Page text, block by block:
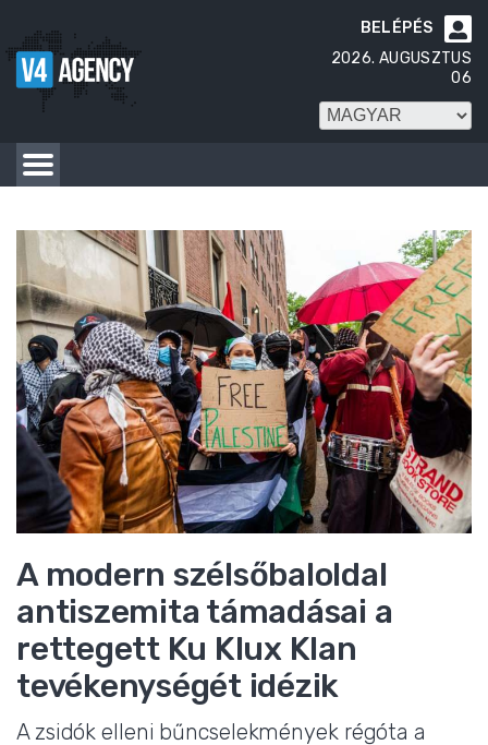

BELÉPÉS
2026. AUGUSZTUS
06
A modern szélsőbaloldal
antiszemita támadásai a
rettegett Ku Klux Klan
tevékenységét idézik
A zsidók elleni bűncselekmények régóta a